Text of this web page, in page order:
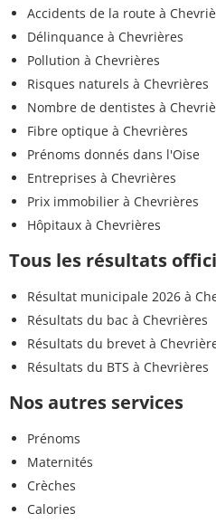
Accidents de la route à
Délinquance à Chevrières
Pollution à Chevrières
Risques naturels à Chevrières
Nombre de dentistes à
Fibre optique à Chevrières
Prénoms donnés dans l'Oise
Entreprises à Chevrières
Prix immobilier à Chevrières
Hôpitaux à Chevrières
Tous les résultats
Résultat municipale 2026 à
Résultats du bac à Chevrières
Résultats du brevet à
Résultats du BTS à Chevrières
Nos autres services
Prénoms
Maternités
Crèches
Calories